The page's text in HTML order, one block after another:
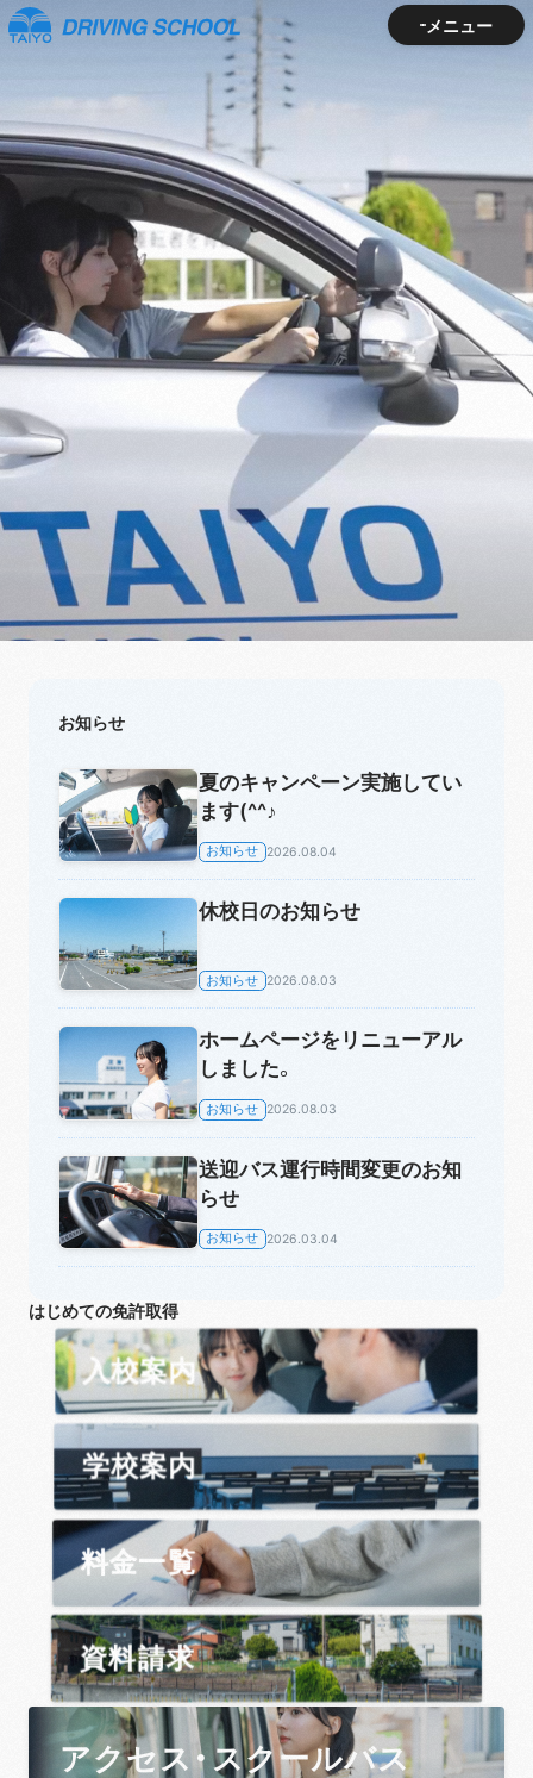
メニュー
メニュー
お知らせ
夏のキャンペーン実施してい
ます(^^♪
お知らせ 2026.08.04
休校日のお知らせ
お知らせ 2026.08.03
ホームページをリニューアル
しました。
お知らせ 2026.08.03
送迎バス運行時間変更のお知
らせ
お知らせ 2026.03.04
はじめての免許取得
入校案内
学校案内
料金一覧
資料請求
アクセス・スクールバス